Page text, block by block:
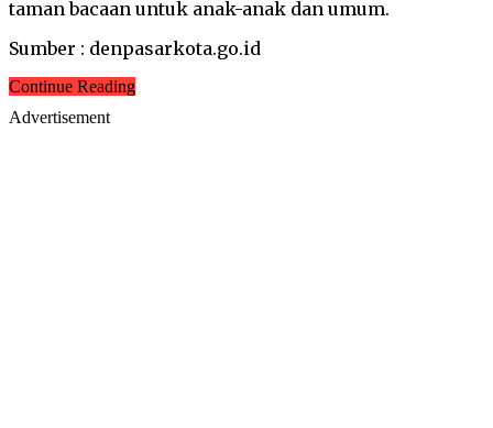
taman bacaan untuk anak-anak dan umum.
Sumber : denpasarkota.go.id
Continue Reading
Advertisement